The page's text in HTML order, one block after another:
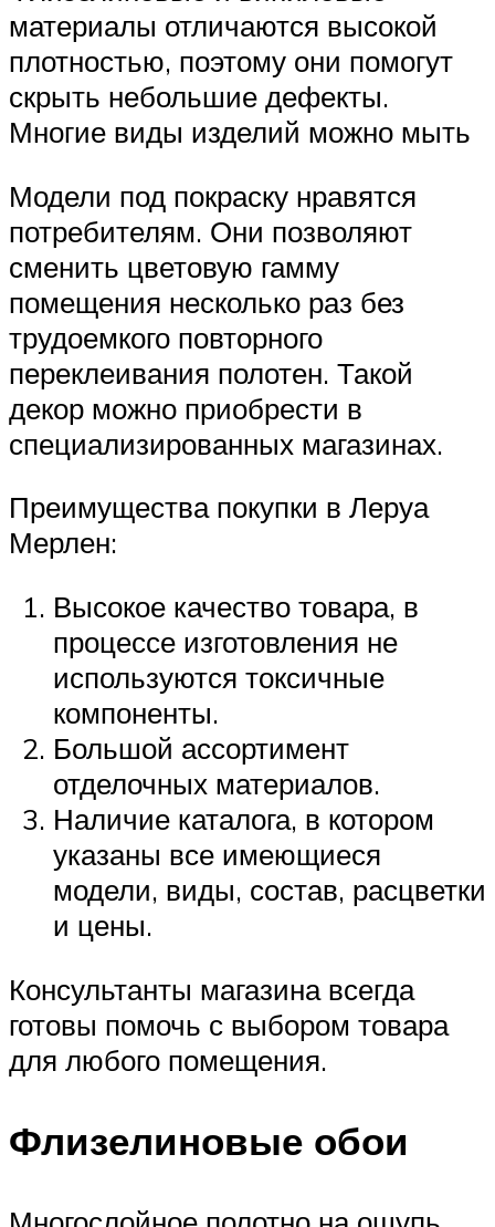
материалы отличаются высокой
плотностью, поэтому они помогут
скрыть небольшие дефекты.
Многие виды изделий можно мыть
Модели под покраску нравятся
потребителям. Они позволяют
сменить цветовую гамму
помещения несколько раз без
трудоемкого повторного
переклеивания полотен. Такой
декор можно приобрести в
специализированных магазинах.
Преимущества покупки в Леруа
Мерлен:
Высокое качество товара, в
процессе изготовления не
используются токсичные
компоненты.
Большой ассортимент
отделочных материалов.
Наличие каталога, в котором
указаны все имеющиеся
модели, виды, состав, расцветки
и цены.
Консультанты магазина всегда
готовы помочь с выбором товара
для любого помещения.
Флизелиновые обои